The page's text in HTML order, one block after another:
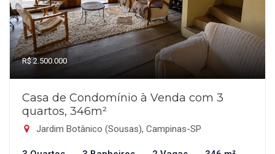
R$ 2.500.000
Casa de Condomínio à Venda com 3
quartos, 346m²
Jardim Botânico (Sousas), Campinas-SP